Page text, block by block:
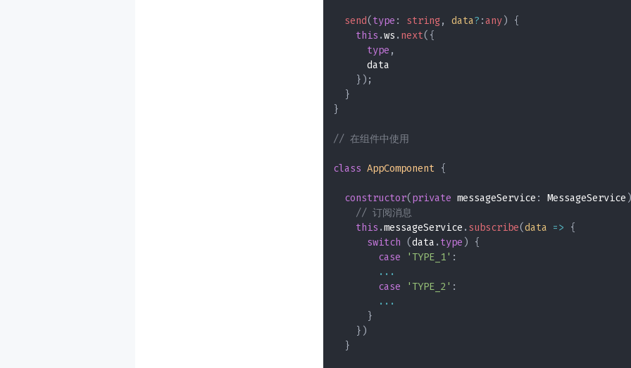
send( type : string, data? :any )
{
this .ws . next( {
type ,
      data
} ) ;
}
}
// 在组件中使用
class AppComponent {
constructor( private messageService : MessageService )
// 订阅消息
this .messageService . subscribe(data =>
{
switch (data . type )
{
case
'TYPE_1' :
...
case
'TYPE_2' :
...
}
} )
}